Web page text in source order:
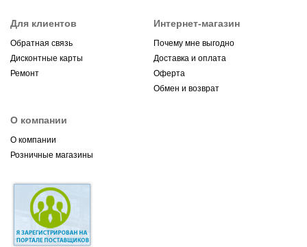
Для клиентов
Обратная связь
Дисконтные карты
Ремонт
Интернет-магазин
Почему мне выгодно
Доставка и оплата
Оферта
Обмен и возврат
О компании
О компании
Розничные магазины